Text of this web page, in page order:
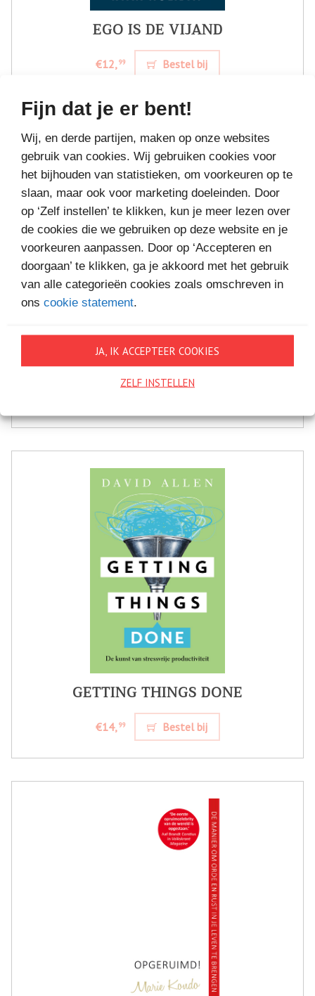
Fijn dat je er bent!
Wij, en derde partijen, maken op onze websites
gebruik van cookies. Wij gebruiken cookies voor
het bijhouden van statistieken, om voorkeuren op te
slaan, maar ook voor marketing doeleinden. Door
op ‘Zelf instellen’ te klikken, kun je meer lezen over
de cookies die we gebruiken op deze website en je
voorkeuren aanpassen. Door op ‘Accepteren en
doorgaan’ te klikken, ga je akkoord met het gebruik
van alle categorieën cookies zoals omschreven in
ons cookie statement.
JA, IK ACCEPTEER COOKIES
ZELF INSTELLEN
EGO IS DE VIJAND
€12,99 Bestel bij
EROTISCHE INTELLIGENTIE
GETTING THINGS DONE
€14,99 Bestel bij